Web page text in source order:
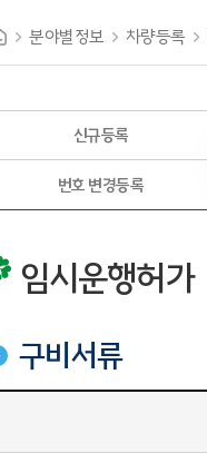
분야별정보 차량등록
신규등록
번호 변경등록
임시운행허가
구비서류